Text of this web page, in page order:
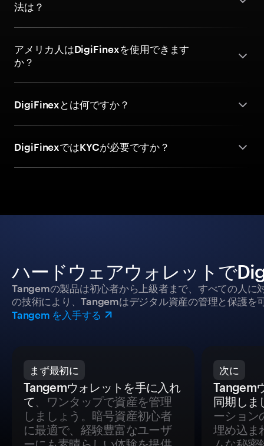
法は？
アメリカ人はDigiFinexを使用できます
か？
DigiFinexとは何ですか？
DigiFinexではKYCが必要ですか？
ハードウェアウォレットで
Tangemの製品は初心者から上級者まで、すべての人に
の技術により、Tangemはデジタル資産の管理と保護を
Tangem を入手する
まず最初に
Tangemウォレットを手に入れ
て、ワンタップで資産を管理
しましょう。暗号資産初心者
に最適で、経験豊富なユーザ
次に
Tangem
同期しま
ーション
埋め込ま